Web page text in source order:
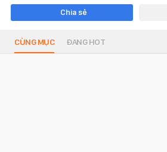
Chia sẻ
CÙNG MỤC ĐANG HOT